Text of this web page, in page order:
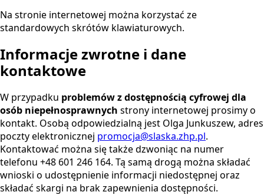
Na stronie internetowej można korzystać ze
standardowych skrótów klawiaturowych.
Informacje zwrotne i dane
kontaktowe
W przypadku problemów z dostępnością cyfrowej dla
osób niepełnosprawnych strony internetowej prosimy o
kontakt. Osobą odpowiedzialną jest Olga Junkuszew, adres
poczty elektronicznej promocja@slaska.zhp.pl.
Kontaktować można się także dzwoniąc na numer
telefonu +48 601 246 164. Tą samą drogą można składać
wnioski o udostępnienie informacji niedostępnej oraz
składać skargi na brak zapewnienia dostępności.